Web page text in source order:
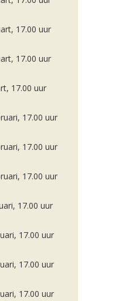
17.00 uur
17.00 uur
17.00 uur
17.00 uur
17.00 uur
17.00 uur
17.00 uur
17.00 uur
17.00 uur
17.00 uur